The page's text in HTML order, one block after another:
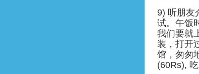
9) 听朋友
试。午饭
我们要就
装，打开
馆，匆匆
(60Rs),